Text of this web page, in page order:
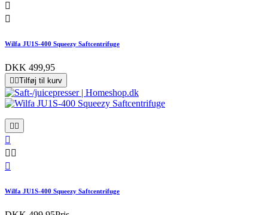


Wilfa JU1S-400 Squeezy Saftcentrifuge
DKK 499,95
 Tilføj til kurv
 

 

Wilfa JU1S-400 Squeezy Saftcentrifuge